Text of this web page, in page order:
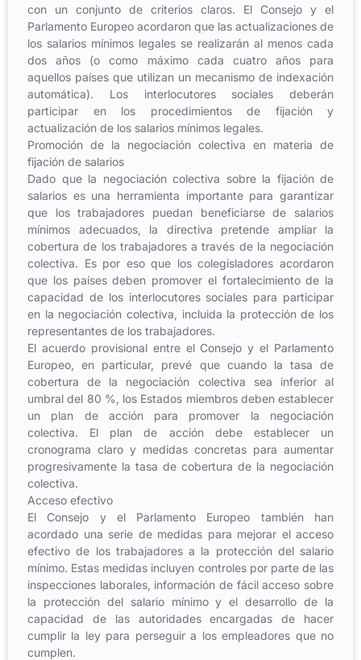
con un conjunto de criterios claros. El Consejo y el
Parlamento Europeo acordaron que las actualizaciones de
los salarios mínimos legales se realizarán al menos cada
dos años (o como máximo cada cuatro años para
aquellos países que utilizan un mecanismo de indexación
automática). Los interlocutores sociales deberán
participar en los procedimientos de fijación y
actualización de los salarios mínimos legales.
Promoción de la negociación colectiva en materia de
fijación de salarios
Dado que la negociación colectiva sobre la fijación de
salarios es una herramienta importante para garantizar
que los trabajadores puedan beneficiarse de salarios
mínimos adecuados, la directiva pretende ampliar la
cobertura de los trabajadores a través de la negociación
colectiva. Es por eso que los colegisladores acordaron
que los países deben promover el fortalecimiento de la
capacidad de los interlocutores sociales para participar
en la negociación colectiva, incluida la protección de los
representantes de los trabajadores.
El acuerdo provisional entre el Consejo y el Parlamento
Europeo, en particular, prevé que cuando la tasa de
cobertura de la negociación colectiva sea inferior al
umbral del 80 %, los Estados miembros deben establecer
un plan de acción para promover la negociación
colectiva. El plan de acción debe establecer un
cronograma claro y medidas concretas para aumentar
progresivamente la tasa de cobertura de la negociación
colectiva.
Acceso efectivo
El Consejo y el Parlamento Europeo también han
acordado una serie de medidas para mejorar el acceso
efectivo de los trabajadores a la protección del salario
mínimo. Estas medidas incluyen controles por parte de las
inspecciones laborales, información de fácil acceso sobre
la protección del salario mínimo y el desarrollo de la
capacidad de las autoridades encargadas de hacer
cumplir la ley para perseguir a los empleadores que no
cumplen.